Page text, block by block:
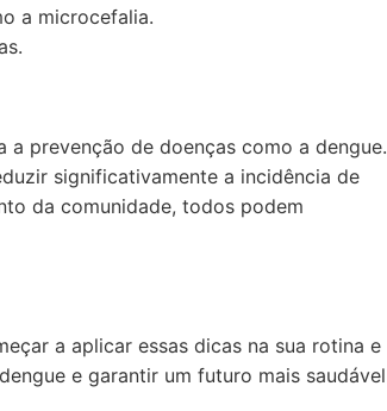
a microcefalia.
prevenção de doenças como a dengue.
significativamente a incidência de
da comunidade, todos podem
a aplicar essas dicas na sua rotina e
e garantir um futuro mais saudável